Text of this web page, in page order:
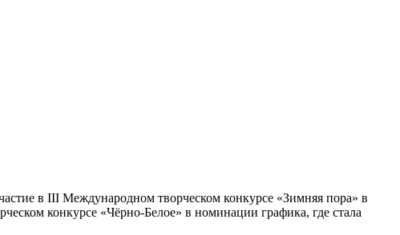
в III Международном творческом конкурсе «Зимняя пора» в
конкурсе «Чёрно-Белое» в номинации графика, где стала